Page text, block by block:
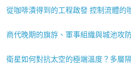
從咖啡漬得到的工程啟發 控制流體的
商代晚期的旗斿、軍事組織與城池攻防
衛星如何對抗太空的極端溫度？多層